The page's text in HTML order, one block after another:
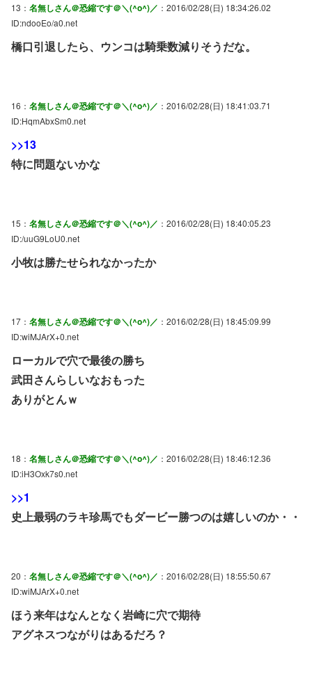
13： 名無しさん＠恐縮です＠＼(^o^)／ ：2016/02/28(日) 18:34:26.02
ID:ndooEo/a0.net
橋口引退したら、ウンコは騎乗数減りそうだな。
16： 名無しさん＠恐縮です＠＼(^o^)／ ：2016/02/28(日) 18:41:03.71
ID:HqmAbxSm0.net
>>13
特に問題ないかな
15： 名無しさん＠恐縮です＠＼(^o^)／ ：2016/02/28(日) 18:40:05.23
ID:/uuG9LoU0.net
小牧は勝たせられなかったか
17： 名無しさん＠恐縮です＠＼(^o^)／ ：2016/02/28(日) 18:45:09.99
ID:wiMJArX+0.net
ローカルで穴で最後の勝ち
武田さんらしいなおもった
ありがとんｗ
18： 名無しさん＠恐縮です＠＼(^o^)／ ：2016/02/28(日) 18:46:12.36
ID:iH3Oxk7s0.net
>>1
史上最弱のラキ珍馬でもダービー勝つのは嬉しいのか・・
20： 名無しさん＠恐縮です＠＼(^o^)／ ：2016/02/28(日) 18:55:50.67
ID:wiMJArX+0.net
ほう来年はなんとなく岩崎に穴で期待
アグネスつながりはあるだろ？